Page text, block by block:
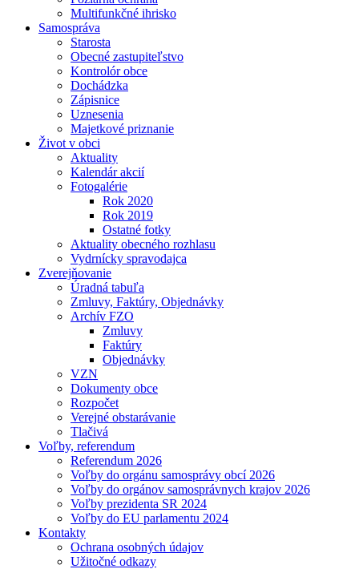
Multifunkčné ihrisko
Samospráva
Starosta
Obecné zastupiteľstvo
Kontrolór obce
Dochádzka
Zápisnice
Uznesenia
Majetkové priznanie
Život v obci
Aktuality
Kalendár akcií
Fotogalérie
Rok 2020
Rok 2019
Ostatné fotky
Aktuality obecného rozhlasu
Vydrnícky spravodajca
Zverejňovanie
Úradná tabuľa
Zmluvy, Faktúry, Objednávky
Archív FZO
Zmluvy
Faktúry
Objednávky
VZN
Dokumenty obce
Rozpočet
Verejné obstarávanie
Tlačivá
Voľby, referendum
Referendum 2026
Voľby do orgánu samosprávy obcí 2026
Voľby do orgánov samosprávnych krajov 2026
Voľby prezidenta SR 2024
Voľby do EU parlamentu 2024
Kontakty
Ochrana osobných údajov
Užitočné odkazy